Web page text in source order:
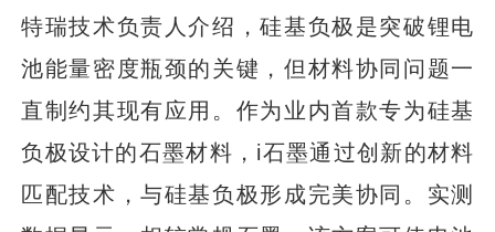
特瑞技术负责人介绍，硅基负极是突破锂电
池能量密度瓶颈的关键，但材料协同问题一
直制约其现有应用。作为业内首款专为硅基
负极设计的石墨材料，i石墨通过创新的材料
匹配技术，与硅基负极形成完美协同。实测